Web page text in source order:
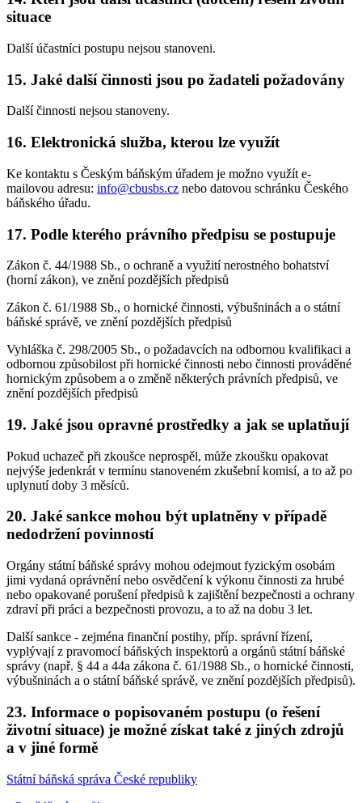
situace
Další účastníci postupu nejsou stanoveni.
15. Jaké další činnosti jsou po žadateli požadovány
Další činnosti nejsou stanoveny.
16. Elektronická služba, kterou lze využít
Ke kontaktu s Českým báňským úřadem je možno využít e-
mailovou adresu: info@cbusbs.cz nebo datovou schránku Českého
báňského úřadu.
17. Podle kterého právního předpisu se postupuje
Zákon č. 44/1988 Sb., o ochraně a využití nerostného bohatství
(horní zákon), ve znění pozdějších předpisů
Zákon č. 61/1988 Sb., o hornické činnosti, výbušninách a o státní
báňské správě, ve znění pozdějších předpisů
Vyhláška č. 298/2005 Sb., o požadavcích na odbornou kvalifikaci a
odbornou způsobilost při hornické činnosti nebo činnosti prováděné
hornickým způsobem a o změně některých právních předpisů, ve
znění pozdějších předpisů
19. Jaké jsou opravné prostředky a jak se uplatňují
Pokud uchazeč při zkoušce neprospěl, může zkoušku opakovat
nejvýše jedenkrát v termínu stanoveném zkušební komisí, a to až po
uplynutí doby 3 měsíců.
20. Jaké sankce mohou být uplatněny v případě
nedodržení povinností
Orgány státní báňské správy mohou odejmout fyzickým osobám
jimi vydaná oprávnění nebo osvědčení k výkonu činnosti za hrubé
nebo opakované porušení předpisů k zajištění bezpečnosti a ochrany
zdraví při práci a bezpečnosti provozu, a to až na dobu 3 let.
Další sankce - zejména finanční postihy, příp. správní řízení,
vyplývají z pravomocí báňských inspektorů a orgánů státní báňské
správy (např. § 44 a 44a zákona č. 61/1988 Sb., o hornické činnosti,
výbušninách a o státní báňské správě, ve znění pozdějších předpisů).
23. Informace o popisovaném postupu (o řešení
životní situace) je možné získat také z jiných zdrojů
a v jiné formě
Státní báňská správa České republiky